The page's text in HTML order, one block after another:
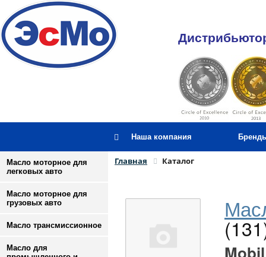
Наша компания
Масло моторное для
легковых авто
Масло моторное для
грузовых авто
Масло трансмиссионное
Масло для
Главная Каталог